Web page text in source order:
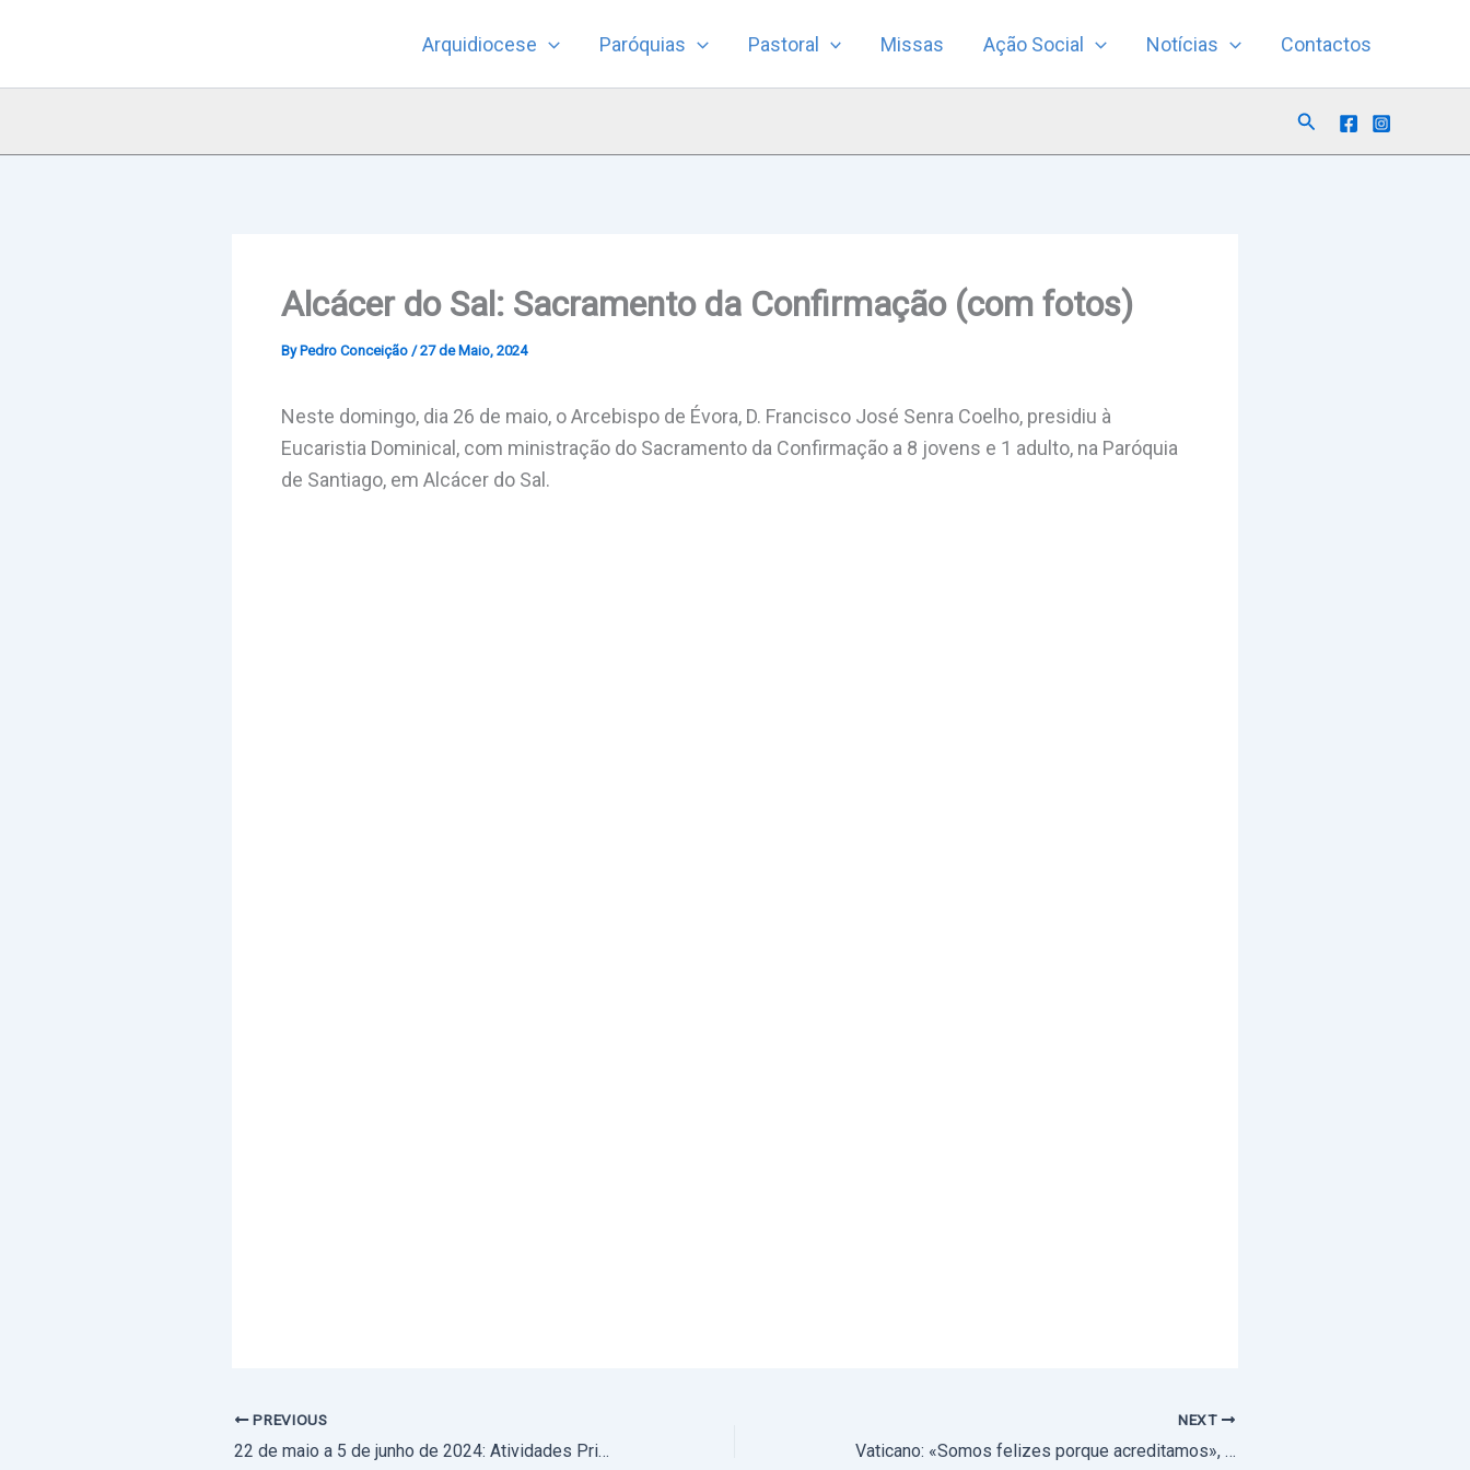
Arquidiocese Paróquias Pastoral Missas Ação Social Notícias Contactos
Search
Alcácer do Sal: Sacramento da Confirmação (com fotos)
By Pedro Conceição /27 de Maio, 2024
Neste domingo, dia 26 de maio, o Arcebispo de Évora, D. Francisco José Senra Coelho, presidiu à
Eucaristia Dominical, com ministração do Sacramento da Confirmação a 8 jovens e 1 adulto, na Paróquia
de Santiago, em Alcácer do Sal.
PREVIOUS
22 de maio a 5 de junho de 2024: Atividades Principais do Arcebispo de Évora
NEXT
Vaticano: «Somos felizes porque acreditamos», diz Francisco, na Missa da I Jornada Mundial das Criança